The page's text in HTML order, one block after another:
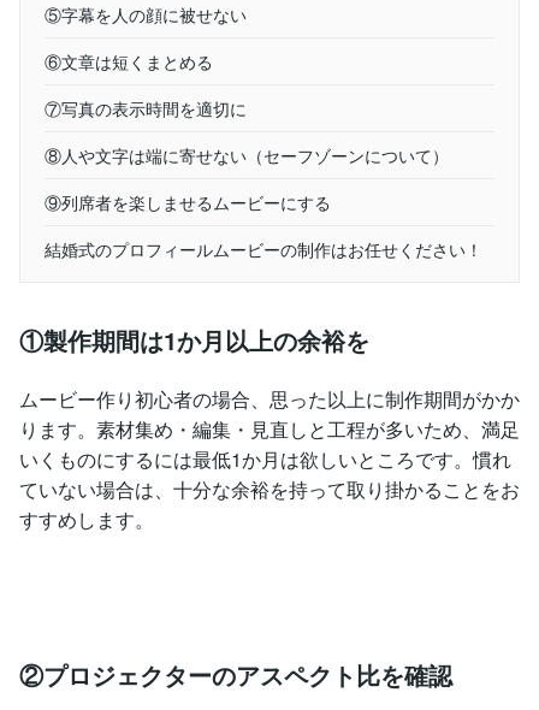
⑤字幕を人の顔に被せない
⑥文章は短くまとめる
⑦写真の表示時間を適切に
⑧人や文字は端に寄せない（セーフゾーンについて）
⑨列席者を楽しませるムービーにする
結婚式のプロフィールムービーの制作はお任せください！
①製作期間は1か月以上の余裕を
ムービー作り初心者の場合、思った以上に制作期間がかか
ります。素材集め・編集・見直しと工程が多いため、満足
いくものにするには最低1か月は欲しいところです。慣れ
ていない場合は、十分な余裕を持って取り掛かることをお
すすめします。
②プロジェクターのアスペクト比を確認